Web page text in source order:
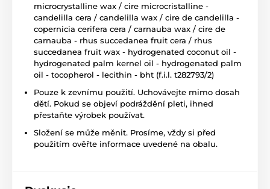
microcrystalline wax / cire microcristalline -
candelilla cera / candelilla wax / cire de candelilla -
copernicia cerifera cera / carnauba wax / cire de
carnauba - rhus succedanea fruit cera / rhus
succedanea fruit wax - hydrogenated coconut oil -
hydrogenated palm kernel oil - hydrogenated palm
oil - tocopherol - lecithin - bht (f.i.l. t282793/2)
Pouze k zevnímu použití. Uchovávejte mimo dosah
dětí. Pokud se objeví podráždění pleti, ihned
přestaňte výrobek používat.
Složení se může měnit. Prosíme, vždy si před
použitím ověřte informace uvedené na obalu.